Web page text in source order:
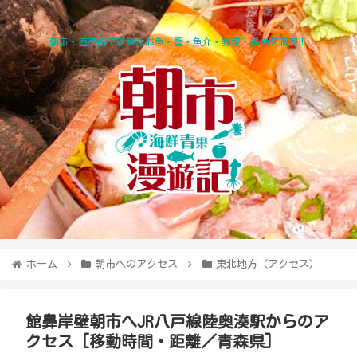
朝市・直売所で新鮮なお魚・蟹・魚介・野菜・果物を満喫！
ホーム 朝市へのアクセス 東北地方（アクセス）
館鼻岸壁朝市へJR八戸線陸奥湊駅からのア
クセス [移動時間・距離／青森県]